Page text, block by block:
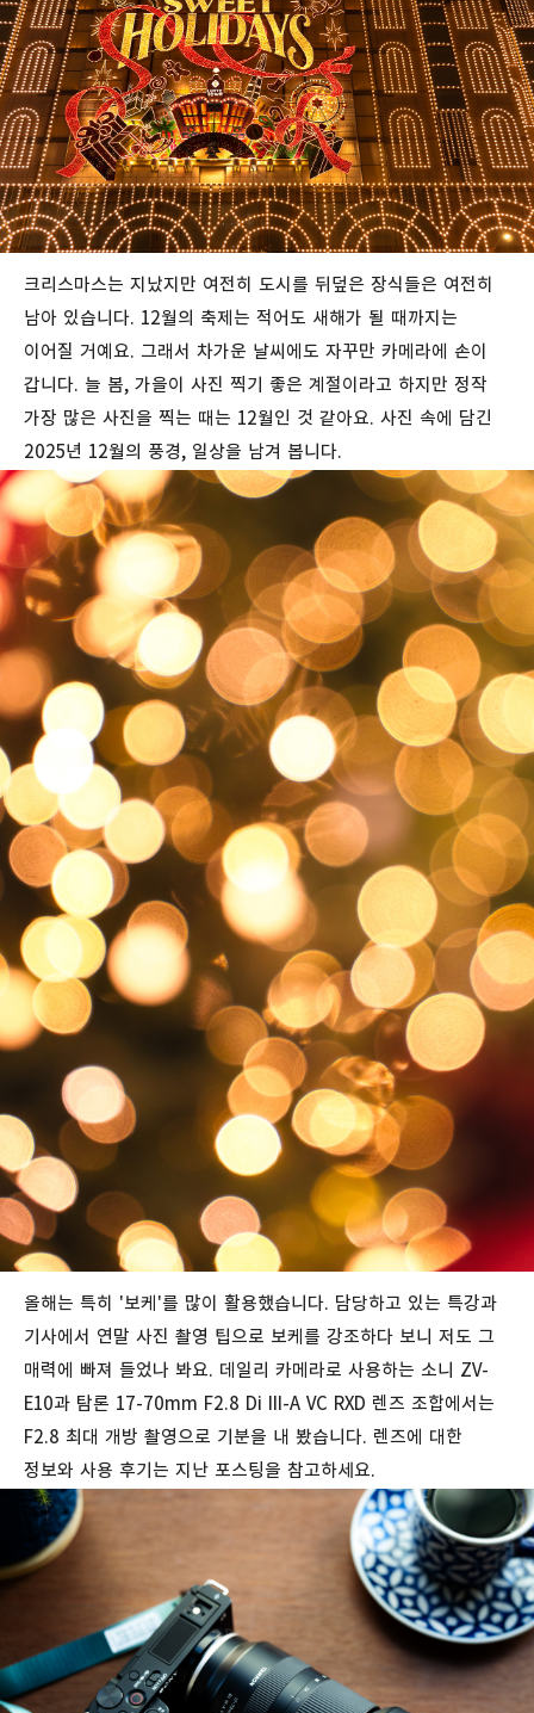
크리스마스는 지났지만 여전히 도시를 뒤덮은 장식들은 여전히
남아 있습니다. 12월의 축제는 적어도 새해가 될 때까지는
이어질 거예요. 그래서 차가운 날씨에도 자꾸만 카메라에 손이
갑니다. 늘 봄, 가을이 사진 찍기 좋은 계절이라고 하지만 정작
가장 많은 사진을 찍는 때는 12월인 것 같아요. 사진 속에 담긴
2025년 12월의 풍경, 일상을 남겨 봅니다.
올해는 특히 '보케'를 많이 활용했습니다. 담당하고 있는 특강과
기사에서 연말 사진 촬영 팁으로 보케를 강조하다 보니 저도 그
매력에 빠져 들었나 봐요. 데일리 카메라로 사용하는 소니 ZV-
E10과 탐론 17-70mm F2.8 Di III-A VC RXD 렌즈 조합에서는
F2.8 최대 개방 촬영으로 기분을 내 봤습니다. 렌즈에 대한
정보와 사용 후기는 지난 포스팅을 참고하세요.